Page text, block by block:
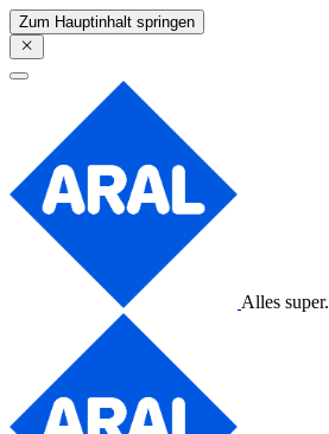
Zum Hauptinhalt springen
Alles super.